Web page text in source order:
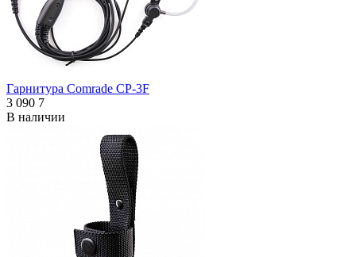
Гарнитура Comrade CP-3F
3 090 7
В наличии